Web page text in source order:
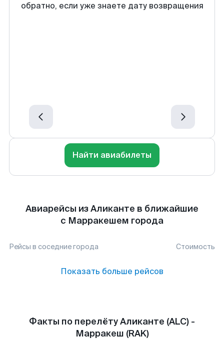
обратно, если уже знаете дату возвращения
Найти авиабилеты
Авиарейсы из Аликанте в ближайшие
с Марракешем города
Рейсы в соседние города Стоимость
Показать больше рейсов
Факты по перелёту Аликанте (ALC) -
Марракеш (RAK)